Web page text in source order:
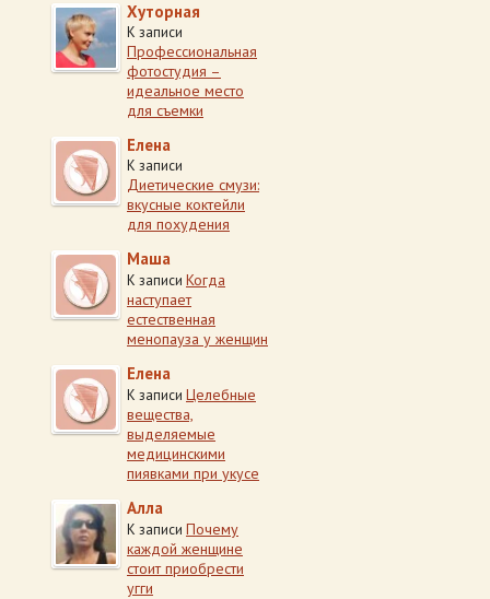
Хуторная
К записи
Профессиональная
фотостудия –
идеальное место
для съемки
Елена
К записи
Диетические смузи:
вкусные коктейли
для похудения
Маша
К записи Когда
наступает
естественная
менопауза у женщин
Елена
К записи Целебные
вещества,
выделяемые
медицинскими
пиявками при укусе
Алла
К записи Почему
каждой женщине
стоит приобрести
угги